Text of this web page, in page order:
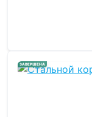
ЗАВЕРШЕНА